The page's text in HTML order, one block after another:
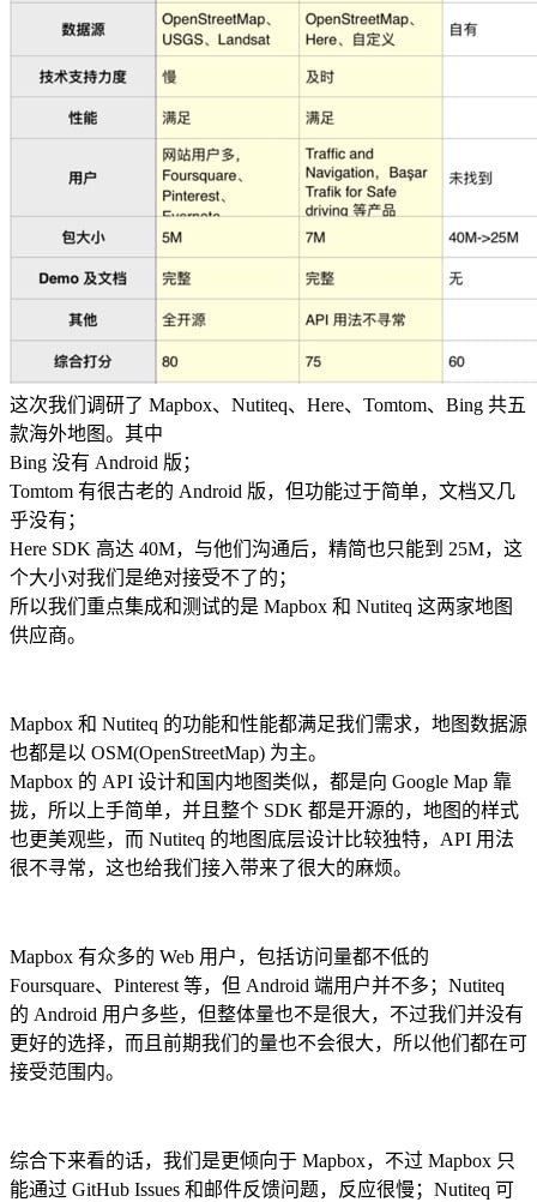
这次我们调研了 Mapbox、Nutiteq、Here、Tomtom、Bing 共五
款海外地图。其中
Bing 没有 Android 版；
Tomtom 有很古老的 Android 版，但功能过于简单，文档又几
乎没有；
Here SDK 高达 40M，与他们沟通后，精简也只能到 25M，这
个大小对我们是绝对接受不了的；
所以我们重点集成和测试的是 Mapbox 和 Nutiteq 这两家地图
供应商。
Mapbox 和 Nutiteq 的功能和性能都满足我们需求，地图数据源
也都是以 OSM(OpenStreetMap) 为主。
Mapbox 的 API 设计和国内地图类似，都是向 Google Map 靠
拢，所以上手简单，并且整个 SDK 都是开源的，地图的样式
也更美观些，而 Nutiteq 的地图底层设计比较独特，API 用法
很不寻常，这也给我们接入带来了很大的麻烦。
Mapbox 有众多的 Web 用户，包括访问量都不低的
Foursquare、Pinterest 等，但 Android 端用户并不多；Nutiteq
的 Android 用户多些，但整体量也不是很大，不过我们并没有
更好的选择，而且前期我们的量也不会很大，所以他们都在可
接受范围内。
综合下来看的话，我们是更倾向于 Mapbox，不过 Mapbox 只
能通过 GitHub Issues 和邮件反馈问题，反应很慢；Nutiteq 可